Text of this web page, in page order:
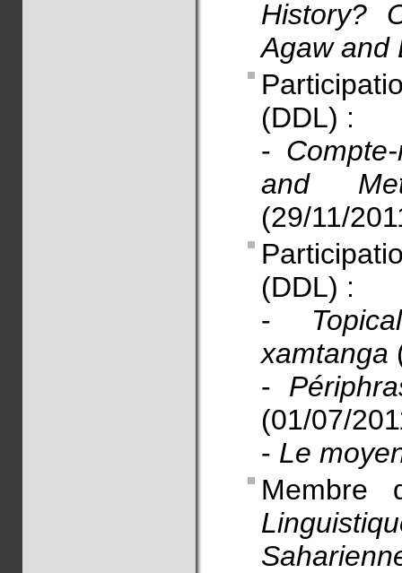
History?
Agaw and
(DDL) :
-
and
(29/11/
(DDL) :
-
xamtanga
-
(01/07/
- Le